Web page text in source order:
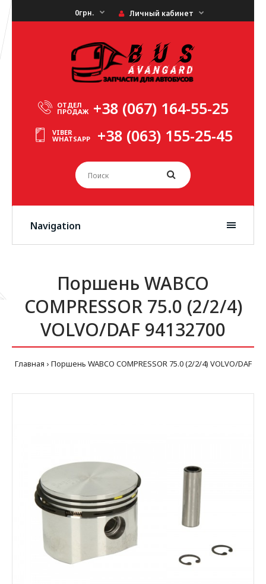
0грн. Личный кабинет
ОТДЕЛ
ПРОДАЖ +38 (067) 164-55-25
VIBER
WHATSAPP +38 (063) 155-25-45
Navigation
Поршень WABCO
COMPRESSOR 75.0 (2/2/4)
VOLVO/DAF 94132700
Главная Поршень WABCO COMPRESSOR 75.0 (2/2/4) VOLVO/DAF